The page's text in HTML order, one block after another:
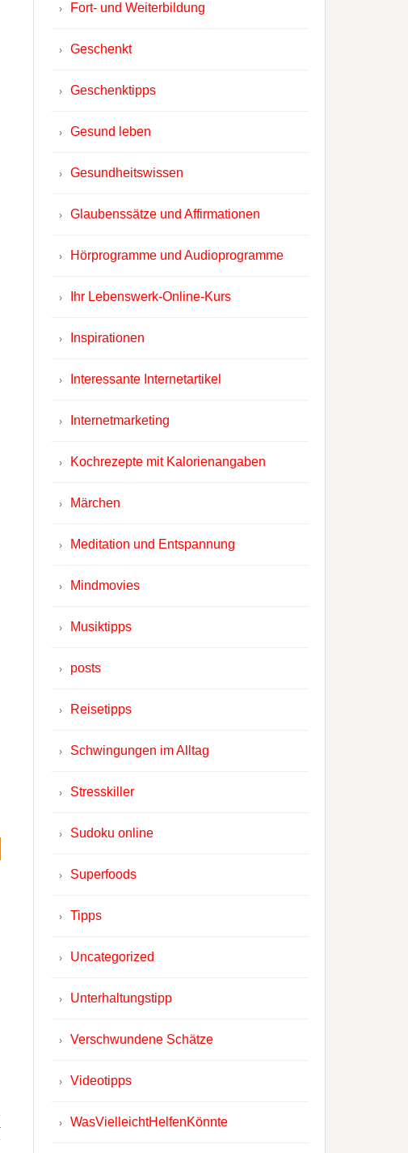
Fort- und Weiterbildung
Geschenkt
Geschenktipps
Gesund leben
Gesundheitswissen
Glaubenssätze und Affirmationen
Hörprogramme und Audioprogramme
Ihr Lebenswerk-Online-Kurs
Inspirationen
Interessante Internetartikel
Internetmarketing
Kochrezepte mit Kalorienangaben
Märchen
Meditation und Entspannung
Mindmovies
Musiktipps
posts
Reisetipps
Schwingungen im Alltag
Stresskiller
Sudoku online
Superfoods
Tipps
Uncategorized
Unterhaltungstipp
Verschwundene Schätze
Videotipps
WasVielleichtHelfenKönnte